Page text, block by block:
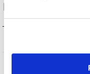
Performance